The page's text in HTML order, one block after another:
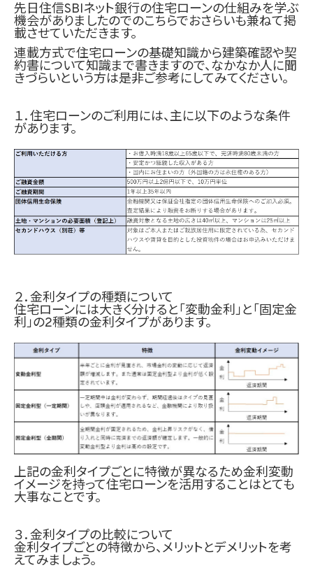
先日住信SBIネット銀行の住宅ローンの仕組みを学ぶ
機会がありましたのでのこちらでおさらいも兼ねて掲
載させていただきます。
連載方式で住宅ローンの基礎知識から建築確認や契
約書について知識まで書きますので、なかなか人に聞
きづらいという方は是非ご参考にしてみてください。
１．住宅ローンのご利用には、主に以下のような条件
があります。
２．金利タイプの種類について
住宅ローンには大きく分けると「変動金利」と「固定金
利」の2種類の金利タイプがあります。
上記の金利タイプごとに特徴が異なるため金利変動
イメージを持って住宅ローンを活用することはとても
大事なことです。
３．金利タイプの比較について
金利タイプごとの特徴から、メリットとデメリットを考
えてみましょう。